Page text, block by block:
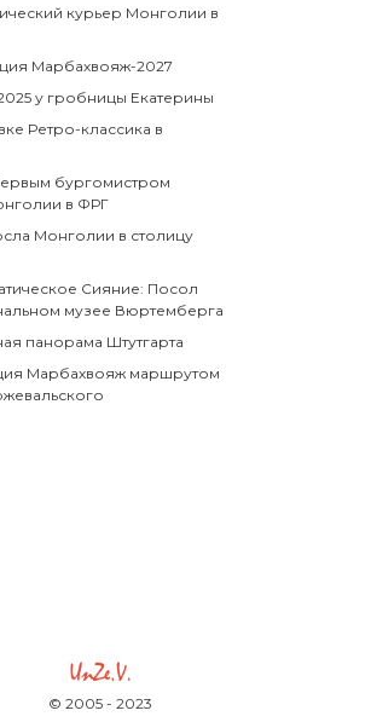
курьер Монголии в
Марбахвояж-2027
у гробницы Екатерины
Ретро-классика в
бургомистром
в ФРГ
Монголии в столицу
Сияние: Посол
музее Вюртемберга
панорама Штутгарта
Марбахвояж маршрутом
© 2005 - 2023